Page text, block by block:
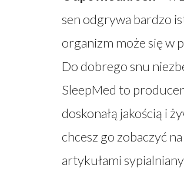
sen odgrywa bardzo
organizm może się w
Do dobrego snu
SleepMed to
doskonałą jakością i
chcesz go zobaczyć
artykułami